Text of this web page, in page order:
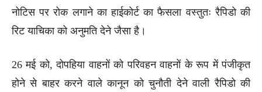
नोटिस पर रोक लगाने का हाईकोर्ट का फैसला वस्तुतः रैपिडो की
रिट याचिका को अनुमति देने जैसा है।
26 मई को, दोपहिया वाहनों को परिवहन वाहनों के रूप में पंजीकृत
होने से बाहर करने वाले कानून को चुनौती देने वाली रैपिडो की